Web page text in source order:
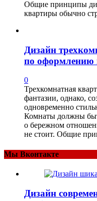
Общие принципы
квартиры обычно
Дизайн
по оформлению
0
Трехкомнатная
фантазии, однако,
одновременно
Комнаты должны
о бережном
не стоит. Общие
Мы Вконтакте
Дизайн